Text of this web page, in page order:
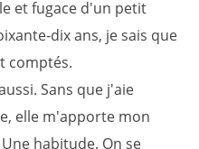
et fugace d'un petit
dix ans, je sais que
comptés.
Sans que j'aie
elle m'apporte mon
habitude. On se